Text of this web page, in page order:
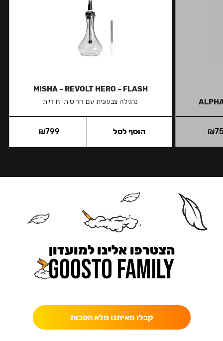
₪
MISHA – REVOLT HERO – FLASH
נרגילה צבעונית עם חריטות יחודיות
₪799 הוסף לסל
הצטרפו אלינו למועדון
קבלו מאיתנו מלא הטבות